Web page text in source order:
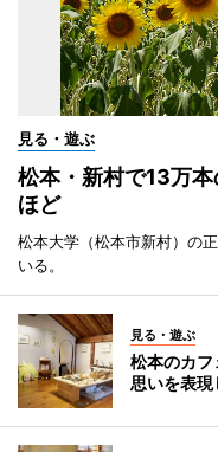
見る・遊ぶ
松本・新村で13万
ほど
松本大学（松本市新村）の
いる。
見る・遊ぶ
松本のカ
思いを表